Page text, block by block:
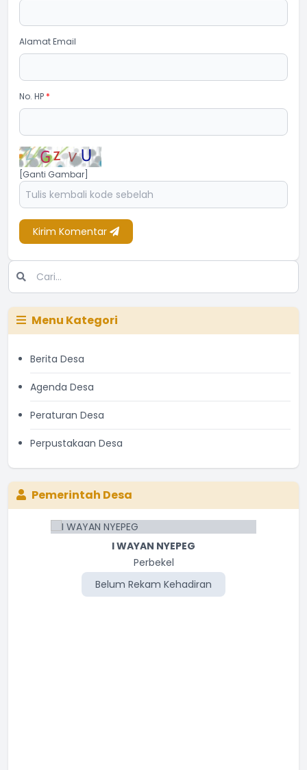
Alamat Email
No. HP *
[Ganti Gambar]
Kirim Komentar
Menu Kategori
Berita Desa
Agenda Desa
Peraturan Desa
Perpustakaan Desa
Pemerintah Desa
I WAYAN NYEPEG
Perbekel
Belum Rekam Kehadiran
I MADE PUJANA
Staf Desa
Belum Rekam Kehadiran